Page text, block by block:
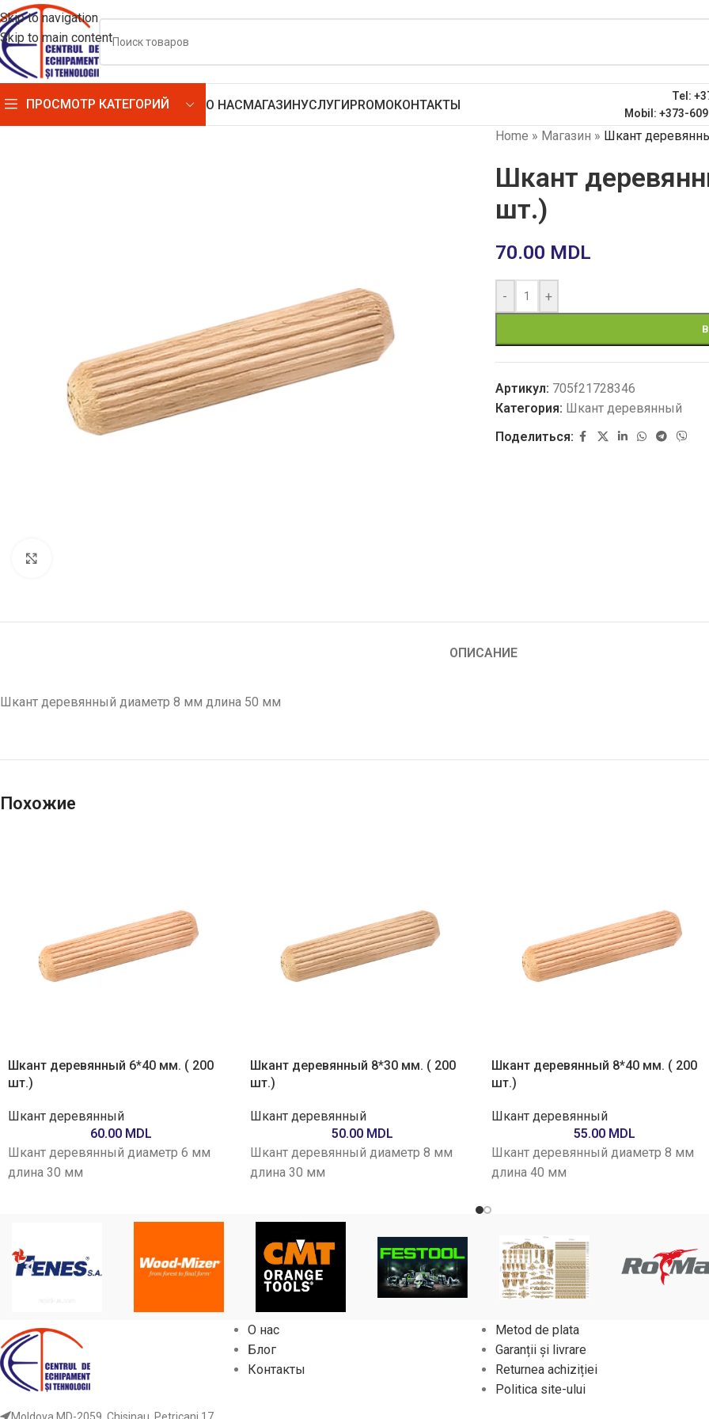
Skip to navigation
Skip to main content
ПРОСМОТР КАТЕГОРИЙ О НАСМАГАЗИНУСЛУГИPROMOКОНТАКТЫ
Tel:
Mobil: +373-
Home » Магазин » Шкант
Шкант
шт.)
70.00 MDL
- +
Артикул: 705f21728346
Категория: Шкант деревянный
Поделиться:
ОПИСАНИЕ
Шкант деревянный диаметр 8 мм длина 50 мм
Похожие
Шкант деревянный 6*40 мм. ( 200
шт.)
Шкант деревянный
60.00 MDL
Шкант деревянный диаметр 6 мм
длина 30 мм
Шкант деревянный 8*30 мм. ( 200
шт.)
Шкант деревянный
50.00 MDL
Шкант деревянный диаметр 8 мм
длина 30 мм
Шкант деревянный 8*40 мм. ( 200
шт.)
Шкант деревянный
55.00 MDL
Шкант деревянный диаметр 8 мм
длина 40 мм
Moldova MD-2059, Chisinau, Petricani 17.
О нас
Блог
Контакты
Metod de plata
Garanții și livrare
Returnea achiziției
Politica site-ului